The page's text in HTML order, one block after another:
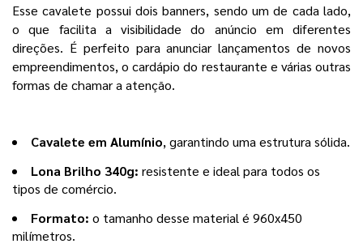
Esse cavalete possui dois banners, sendo um de cada lado,
o que facilita a visibilidade do anúncio em diferentes
direções. É perfeito para anunciar lançamentos de novos
empreendimentos, o cardápio do restaurante e várias outras
formas de chamar a atenção.
Cavalete em Alumínio, garantindo uma estrutura sólida.
Lona Brilho 340g: resistente e ideal para todos os
tipos de comércio.
Formato: o tamanho desse material é 960x450
milímetros.